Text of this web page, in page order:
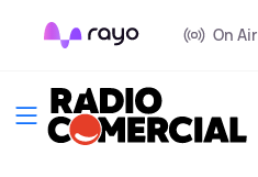
On Air